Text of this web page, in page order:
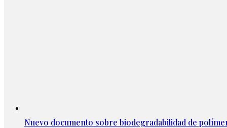
Nuevo documento sobre biodegradabilidad de